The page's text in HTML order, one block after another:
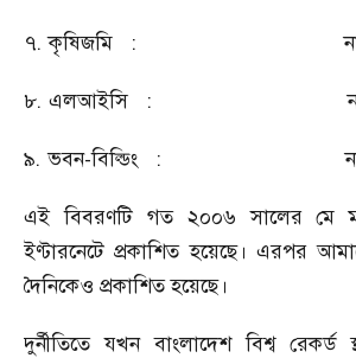
৭. কৃষিজমি :
৮. এলআইসি :
৯. ভবন-বিল্ডিং :
এই বিবরণটি গত ২০০৬ সালের মে
ইণ্টারনেটে প্রকাশিত হয়েছে। এরপর
দৈনিকেও প্রকাশিত হয়েছে।
দুর্নীতিতে যখন বাংলাদেশ বিশ্ব